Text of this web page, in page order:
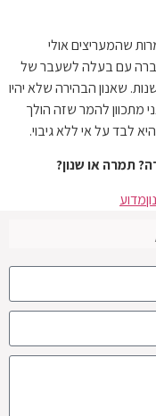
שהמעריצים אולי
עם בעלה לשעבר של
שאנון הבהירה שלא יהיו
מתכוון להמר שזה הולך
לבד על אי ללא גיבוי.
תמרה או שנון?
מדוע